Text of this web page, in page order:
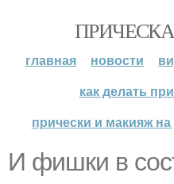
главная новости
как делать
прически и макияж
И фишки в